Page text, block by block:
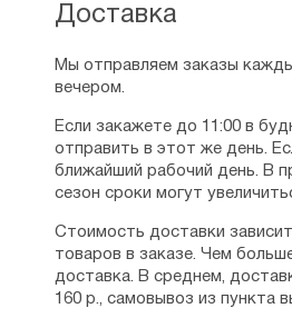
Доставка
Мы отправляем заказы
вечером.
Если закажете до 11:00 в
отправить в этот же день.
ближайший рабочий день. В
сезон сроки могут
Стоимость доставки
товаров в заказе. Чем
доставка. В среднем,
160 р., самовывоз из пункта